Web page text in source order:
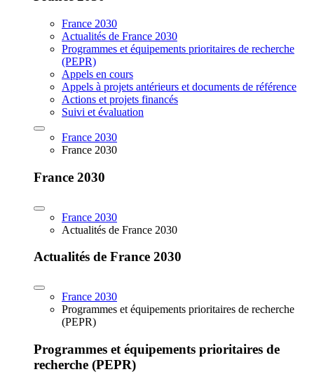
France 2030
Actualités de France 2030
Programmes et équipements prioritaires de recherche
(PEPR)
Appels en cours
Appels à projets antérieurs et documents de référence
Actions et projets financés
Suivi et évaluation
France 2030
France 2030
France 2030
France 2030
Actualités de France 2030
Actualités de France 2030
France 2030
Programmes et équipements prioritaires de recherche
(PEPR)
Programmes et équipements prioritaires de
recherche (PEPR)